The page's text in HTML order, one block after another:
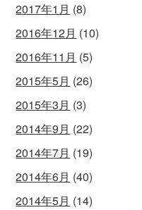
2017年1月 (8)
2016年12月 (10)
2016年11月 (5)
2015年5月 (26)
2015年3月 (3)
2014年9月 (22)
2014年7月 (19)
2014年6月 (40)
2014年5月 (14)